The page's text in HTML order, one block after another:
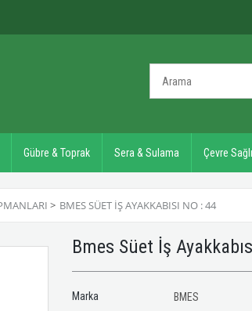
Gübre & Toprak Sera & Sulama Çevre
> BMES SÜET İŞ AYAKKABISI NO : 44
Bmes Süet İş
Marka BMES